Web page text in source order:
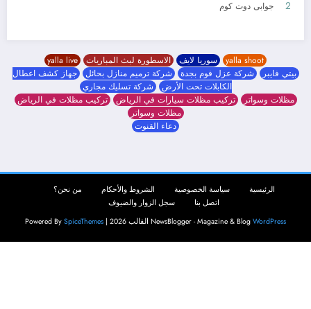
19 مايو، 2026
yalla shoot سوريا لايف الاسطورة لبث المباريات yalla live
بيتي فايبر شركة عزل فوم بجدة شركة ترميم منازل بحائل جهاز كشف اعطال
الكابلات تحت الأرض شركة تسليك مجاري
مظلات وسواتر تركيب مظلات سيارات في الرياض تركيب مظلات في الرياض
مظلات وسواتر
دعاء القنوت
الرئيسية سياسة الخصوصية الشروط والأحكام
من نحن؟
اتصل بنا
سجل الزوار والضيوف
NewsBlogger - Magazine & Blog WordPress القالب 2026 | Powered By SpiceThemes